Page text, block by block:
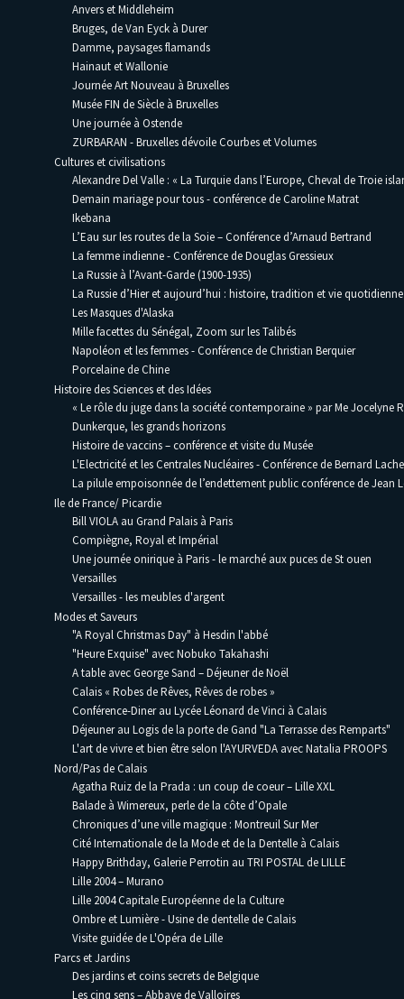
Anvers et Middleheim
Bruges, de Van Eyck à Durer
Damme, paysages flamands
Hainaut et Wallonie
Journée Art Nouveau à Bruxelles
Musée FIN de Siècle à Bruxelles
Une journée à Ostende
ZURBARAN - Bruxelles dévoile Courbes et Volumes
Cultures et civilisations
Alexandre Del Valle : « La Turquie dans l’Europe, Cheval de Troie
Demain mariage pour tous - conférence de Caroline Matrat
Ikebana
L’Eau sur les routes de la Soie – Conférence d’Arnaud Bertrand
La femme indienne - Conférence de Douglas Gressieux
La Russie à l’Avant-Garde (1900-1935)
La Russie d’Hier et aujourd’hui : histoire, tradition et vie quotidienne
Les Masques d'Alaska
Mille facettes du Sénégal, Zoom sur les Talibés
Napoléon et les femmes - Conférence de Christian Berquier
Porcelaine de Chine
Histoire des Sciences et des Idées
« Le rôle du juge dans la société contemporaine » par Me Jocelyne
Dunkerque, les grands horizons
Histoire de vaccins – conférence et visite du Musée
L'Electricité et les Centrales Nucléaires - Conférence de Bernard
La pilule empoisonnée de l’endettement public conférence de Jean
Ile de France/ Picardie
Bill VIOLA au Grand Palais à Paris
Compiègne, Royal et Impérial
Une journée onirique à Paris - le marché aux puces de St ouen
Versailles
Versailles - les meubles d'argent
Modes et Saveurs
"A Royal Christmas Day" à Hesdin l'abbé
"Heure Exquise" avec Nobuko Takahashi
A table avec George Sand – Déjeuner de Noël
Calais « Robes de Rêves, Rêves de robes »
Conférence-Diner au Lycée Léonard de Vinci à Calais
Déjeuner au Logis de la porte de Gand "La Terrasse des Remparts"
L'art de vivre et bien être selon l'AYURVEDA avec Natalia PROOPS
Nord/Pas de Calais
Agatha Ruiz de la Prada : un coup de coeur – Lille XXL
Balade à Wimereux, perle de la côte d’Opale
Chroniques d’une ville magique : Montreuil Sur Mer
Cité Internationale de la Mode et de la Dentelle à Calais
Happy Brithday, Galerie Perrotin au TRI POSTAL de LILLE
Lille 2004 – Murano
Lille 2004 Capitale Européenne de la Culture
Ombre et Lumière - Usine de dentelle de Calais
Visite guidée de L'Opéra de Lille
Parcs et Jardins
Des jardins et coins secrets de Belgique
Les cinq sens – Abbaye de Valloires